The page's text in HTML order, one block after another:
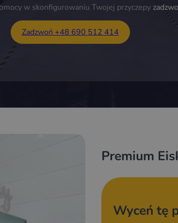
w skonfigurowaniu Twojej przyczepy
Zadzwoń +48 690 512 414
Premium
Wyceń tę